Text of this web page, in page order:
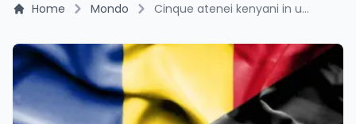
Home Mondo Cinque atenei kenyani in un corridoio Erasmus+ con la Romania